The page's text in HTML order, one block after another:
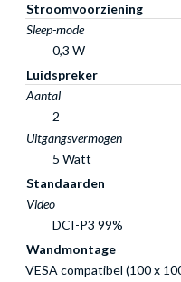
Stroomvoorziening
Sleep-mode
0,3 W
Luidspreker
Aantal
2
Uitgangsvermogen
5 Watt
Standaarden
Video
DCI-P3 99%
Wandmontage
VESA compatibel (100 x